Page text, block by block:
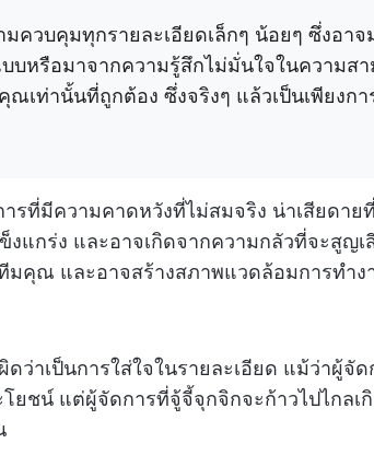
ควบคุมทุกรายละเอียดเล็กๆ น้อยๆ ซึ่งอาจ
หรือมาจากความรู้สึกไม่มั่นใจในความสา
เท่านั้นที่ถูกต้อง ซึ่งจริงๆ แล้วเป็นเพียงก
ที่มีความคาดหวังที่ไม่สมจริง น่าเสียดาย
แกร่ง และอาจเกิดจากความกลัวที่จะสูญเ
มคุณ และอาจสร้างสภาพแวดล้อมการทำง
ว่าเป็นการใส่ใจในรายละเอียด แม้ว่าผู้จัด
ยชน์ แต่ผู้จัดการที่จู้จี้จุกจิกจะก้าวไปไกลเ